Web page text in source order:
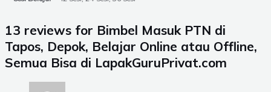
13 reviews for Bimbel Masuk PTN di
Tapos, Depok, Belajar Online atau Offline,
Semua Bisa di LapakGuruPrivat.com